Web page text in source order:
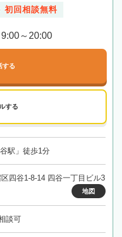
初回相談無料
9:00～20:00
する
する
駅」徒歩1分
四谷1-8-14 四谷一丁目ビル3
地図
談可